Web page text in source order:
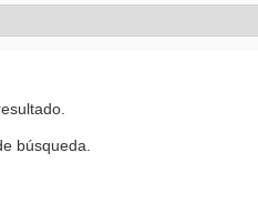
búsqueda.